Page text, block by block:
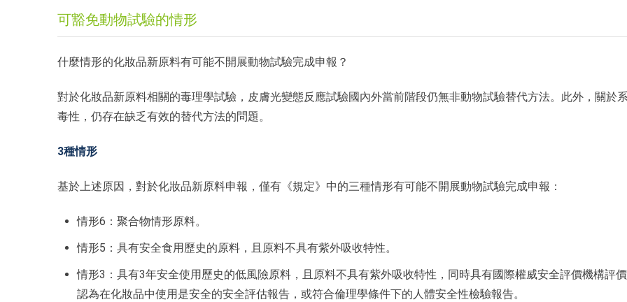
可豁免動物試驗的情形
什麼情形的化妝品新原料有可能不開展動物試驗完成申報？
對於化妝品新原料相關的毒理學試驗，皮膚光變態反應試驗國內外當前階段仍無非動物試驗替代方法。此外，關於
毒性，仍存在缺乏有效的替代方法的問題。
3種情形
基於上述原因，對於化妝品新原料申報，僅有《規定》中的三種情形有可能不開展動物試驗完成申報：
情形6：聚合物情形原料。
情形5：具有安全食用歷史的原料，且原料不具有紫外吸收特性。
情形3：具有3年安全使用歷史的低風險原料，且原料不具有紫外吸收特性，同時具有國際權威安全評價機構評
認為在化妝品中使用是安全的安全評估報告，或符合倫理學條件下的人體安全性檢驗報告。